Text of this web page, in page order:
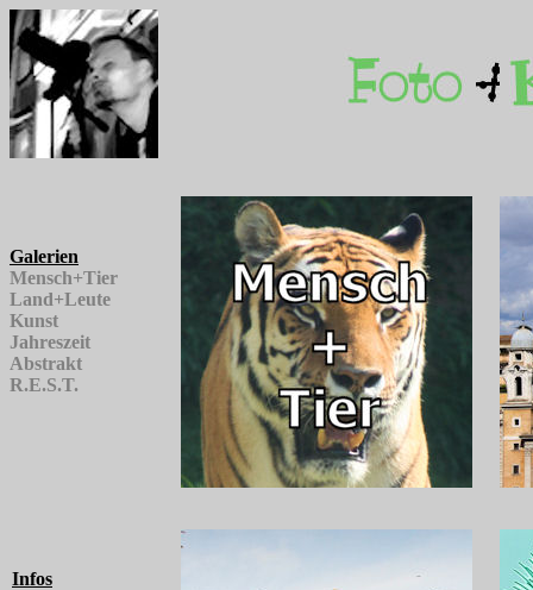
Galerien
Mensch+Tier
Land+Leute
Kunst
Jahreszeit
Abstrakt
R.E.S.T.
Infos